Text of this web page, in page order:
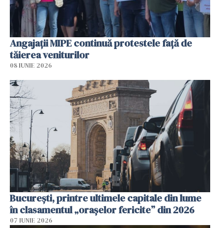
Angajaţii MIPE continuă protestele faţă de
tăierea veniturilor
08 IUNIE 2026
București, printre ultimele capitale din lume
în clasamentul „orașelor fericite” din 2026
07 IUNIE 2026